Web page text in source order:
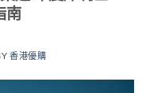
南
香港優購